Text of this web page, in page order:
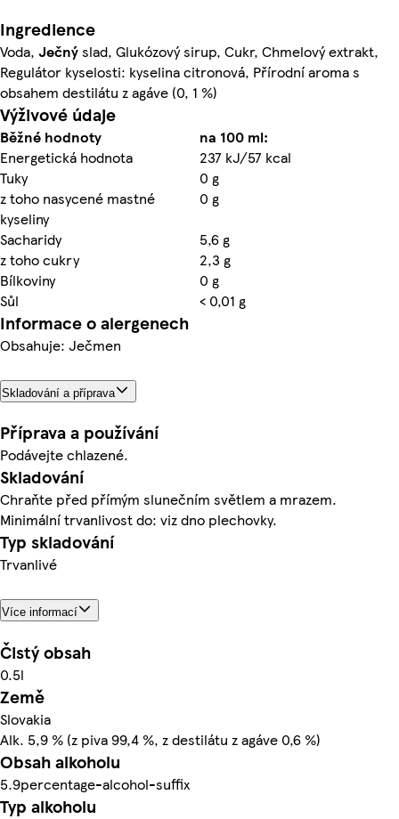
Ingredience
Voda, Ječnýslad, Glukózový sirup, Cukr, Chmelový extrakt,
Regulátor kyselosti: kyselina citronová, Přírodní aroma s
obsahem destilátu z agáve (0, 1 %)
Výživové údaje
Běžné hodnoty
na 100 ml:
Energetická hodnota
237 kJ/57 kcal
Tuky
0 g
z toho nasycené mastné
kyseliny
0 g
Sacharidy
5,6 g
z toho cukry
2,3 g
Bílkoviny
0 g
Sůl
< 0,01 g
Informace o alergenech
Obsahuje: Ječmen
Skladování a příprava
Příprava a používání
Podávejte chlazené.
Skladování
Chraňte před přímým slunečním světlem a mrazem.
Minimální trvanlivost do: viz dno plechovky.
Typ skladování
Trvanlivé
Více informací
Čistý obsah
0.5l
Země
Slovakia
Alk. 5,9 % (z piva 99,4 %, z destilátu z agáve 0,6 %)
Obsah alkoholu
5.9percentage-alcohol-suffix
Typ alkoholu